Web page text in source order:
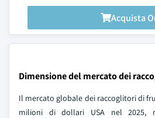
Acquista
Dimensione del mercato dei
Il mercato globale dei raccoglitori di
milioni di dollari USA nel 2025,